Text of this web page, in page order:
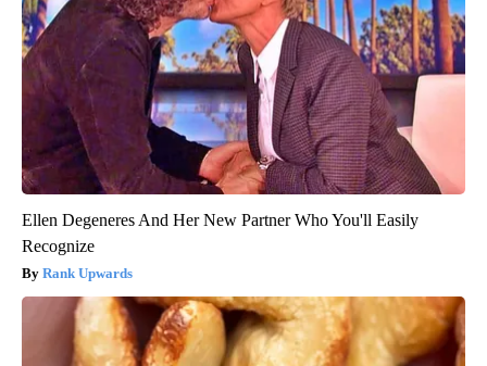
Ellen Degeneres And Her New Partner Who You'll Easily
Recognize
Rank Upwards